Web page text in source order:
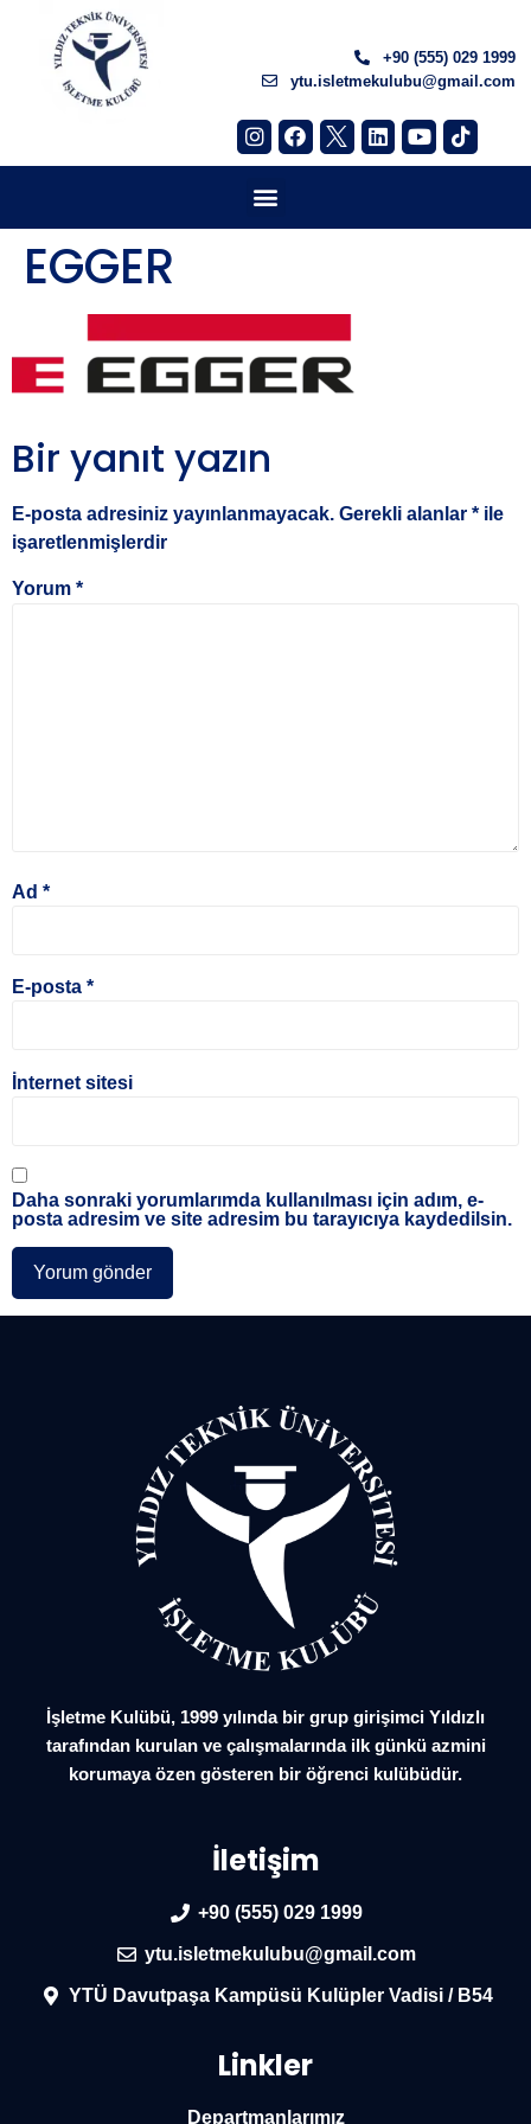
+90 (555) 029 1999
ytu.isletmekulubu@gmail.com
EGGER
Bir yanıt yazın
E-posta adresiniz yayınlanmayacak. Gerekli alanlar * ile
işaretlenmişlerdir
Yorum *
Ad *
E-posta *
İnternet sitesi
Daha sonraki yorumlarımda kullanılması için adım, e-
posta adresim ve site adresim bu tarayıcıya kaydedilsin.
İşletme Kulübü, 1999 yılında bir grup girişimci Yıldızlı
tarafından kurulan ve çalışmalarında ilk günkü azmini
korumaya özen gösteren bir öğrenci kulübüdür.
İletişim
+90 (555) 029 1999
ytu.isletmekulubu@gmail.com
YTÜ Davutpaşa Kampüsü Kulüpler Vadisi / B54
Linkler
Departmanlarımız